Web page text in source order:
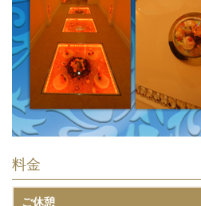
料金
ご休憩